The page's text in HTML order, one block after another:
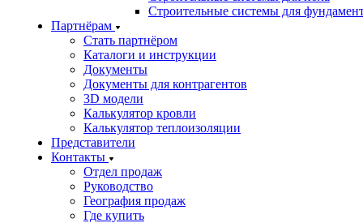
Строительные системы для
Партнёрам
Стать партнёром
Каталоги и инструкции
Документы
Документы для контрагентов
3D модели
Калькулятор кровли
Калькулятор теплоизоляции
Представители
Контакты
Отдел продаж
Руководство
География продаж
Где купить